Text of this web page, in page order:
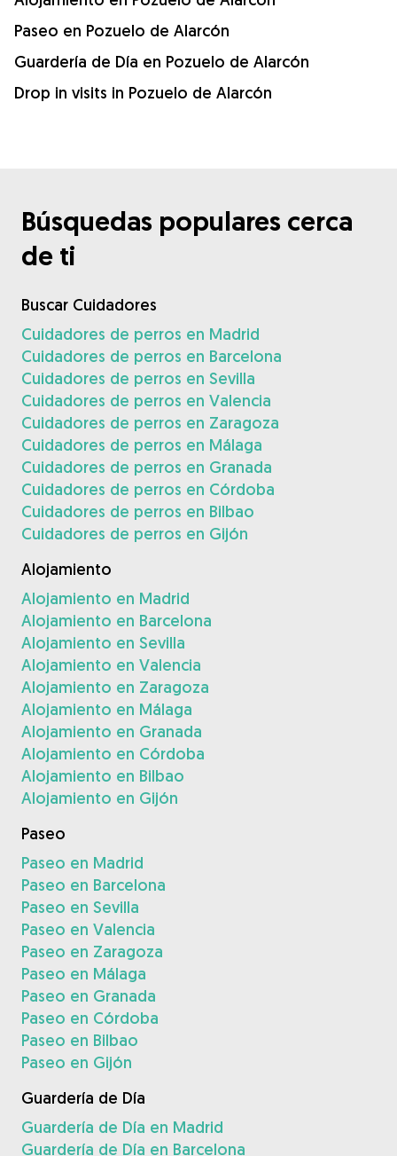
Paseo en Pozuelo de Alarcón
Guardería de Día en Pozuelo de Alarcón
Drop in visits in Pozuelo de Alarcón
Búsquedas populares cerca
de ti
Buscar Cuidadores
Cuidadores de perros en Madrid
Cuidadores de perros en Barcelona
Cuidadores de perros en Sevilla
Cuidadores de perros en Valencia
Cuidadores de perros en Zaragoza
Cuidadores de perros en Málaga
Cuidadores de perros en Granada
Cuidadores de perros en Córdoba
Cuidadores de perros en Bilbao
Cuidadores de perros en Gijón
Alojamiento
Alojamiento en Madrid
Alojamiento en Barcelona
Alojamiento en Sevilla
Alojamiento en Valencia
Alojamiento en Zaragoza
Alojamiento en Málaga
Alojamiento en Granada
Alojamiento en Córdoba
Alojamiento en Bilbao
Alojamiento en Gijón
Paseo
Paseo en Madrid
Paseo en Barcelona
Paseo en Sevilla
Paseo en Valencia
Paseo en Zaragoza
Paseo en Málaga
Paseo en Granada
Paseo en Córdoba
Paseo en Bilbao
Paseo en Gijón
Guardería de Día
Guardería de Día en Madrid
Guardería de Día en Barcelona